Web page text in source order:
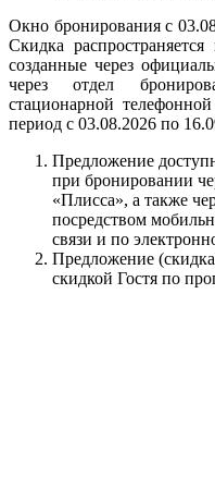
Окно бронирования с
Скидка
созданные через
через отдел
стационарной
период с 03.08.2026 по
Предложение
при бронировании
«Плисса», а также
посредством
связи и по
Предложение
скидкой Гостя по